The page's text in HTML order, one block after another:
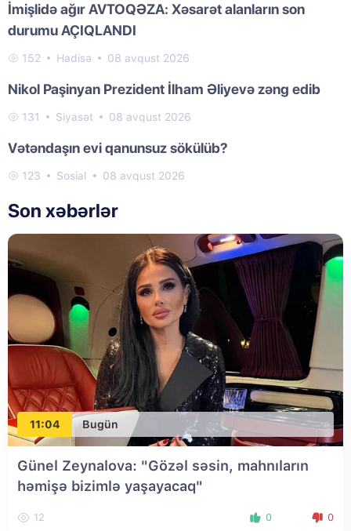
İmişlidə ağır AVTOQƏZA: Xəsarət alanların son
durumu AÇIQLANDI
152 Hadisə 08 avqust 2026
Nikol Paşinyan Prezident İlham Əliyevə zəng edib
131 Siyasət 08 avqust 2026
Vətəndaşın evi qanunsuz sökülüb?
123 Sosial 08 avqust 2026
Son xəbərlər
11:04 Bugün
Günel Zeynalova: "Gözəl səsin, mahnıların
həmişə bizimlə yaşayacaq"
12 0 0